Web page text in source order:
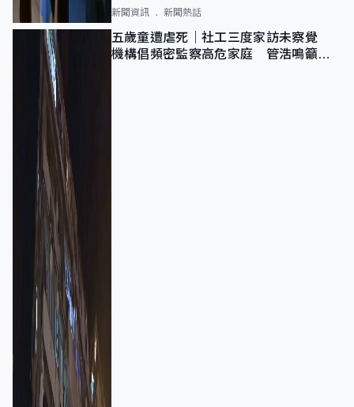
新聞資訊 新聞熱話
五歲童遭虐死｜社工三度家訪未察覺
機構倡頻密監察高危家庭 管浩鳴籲加